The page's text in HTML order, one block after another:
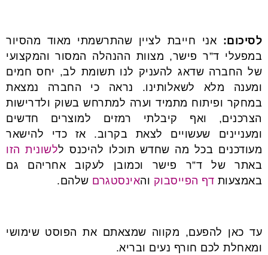
לסיכום: אני חייבת לציין שהתרשמתי מאוד מהסיור
במפעלי ד”ר פישר, מצוות ההנהלה המסור והמקצועי
של החברה שדאג להעניק לנו תשומת לב, יחס חמים
ומענה מלא לשאלותינו. נראה כי החברה נמצאת
במחקר ופיתוח מתמיד וערה למתרחש בשוק ולדרישות
הצרכנים, ואף קיבלתי רמזים למוצרים חדשים
ומעניינים שעשויים לצאת בקרוב. אז כדי להישאר
מעודכנים בכל מה שחדש תוכלו להיכנס ללשונית הזו
באתר של ד”ר פישר וכמובן לעקוב אחריהם גם
באמצעות דף הפייסבוק והאינסטגרם שלהם.
עד כאן להפעם, מקווה שמצאתם את הפוסט שימושי
ומאחלת לכם חורף נעים ובריא.